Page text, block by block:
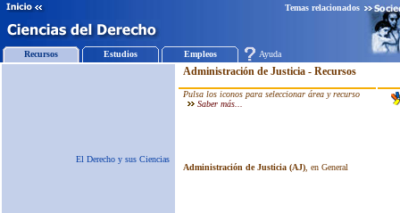
Temas relacionados
Recursos Estudios Empleos Ayuda
El Derecho y sus Ciencias